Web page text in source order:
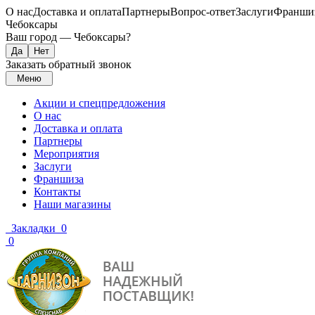
О насДоставка и оплатаПартнерыВопрос-ответЗаслуги
Чебоксары
Ваш город — Чебоксары?
Заказать обратный звонок
Меню
Акции и спецпредложения
О нас
Доставка и оплата
Партнеры
Мероприятия
Заслуги
Франшиза
Контакты
Наши магазины
Закладки 0
0